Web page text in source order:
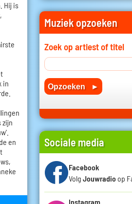
Hij is
in
zijn
en
Muziek opzoeken
Zoek op artiest of titel
Sociale media
Facebook
Volg Jouwradio op
Instagram